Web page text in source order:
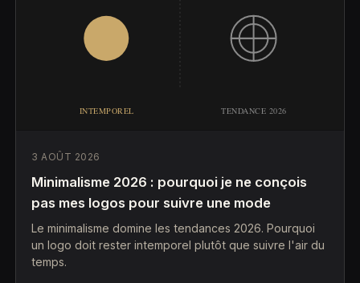
3 AOÛT 2026
Minimalisme 2026 : pourquoi je ne conçois
pas mes logos pour suivre une mode
Le minimalisme domine les tendances 2026. Pourquoi
un logo doit rester intemporel plutôt que suivre l'air du
temps.